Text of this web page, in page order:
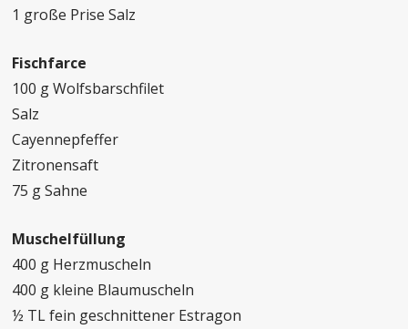
1 große Prise Salz
Fischfarce
100 g Wolfsbarschfilet
Salz
Cayennepfeffer
Zitronensaft
75 g Sahne
Muschelfüllung
400 g Herzmuscheln
400 g kleine Blaumuscheln
½ TL fein geschnittener Estragon